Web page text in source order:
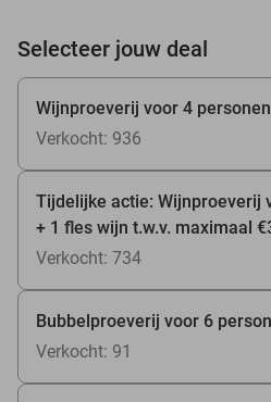
Selecteer jouw deal
Wijnproeverij voor 4 personen
Verkocht: 936
Tijdelijke actie: Wijnproeverij
+ 1 fles wijn t.w.v. maximaal
Verkocht: 734
Bubbelproeverij voor 6
Verkocht: 91